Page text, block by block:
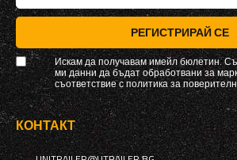
РЕГИСТРИРАЙ СЕ
Искам да получавам имейл бюлетин.
ми данни да бъдат обработвани за
съответствие сполитика за
КОНТАКТ